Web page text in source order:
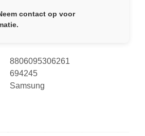
contact op voor
8806095306261
694245
Samsung